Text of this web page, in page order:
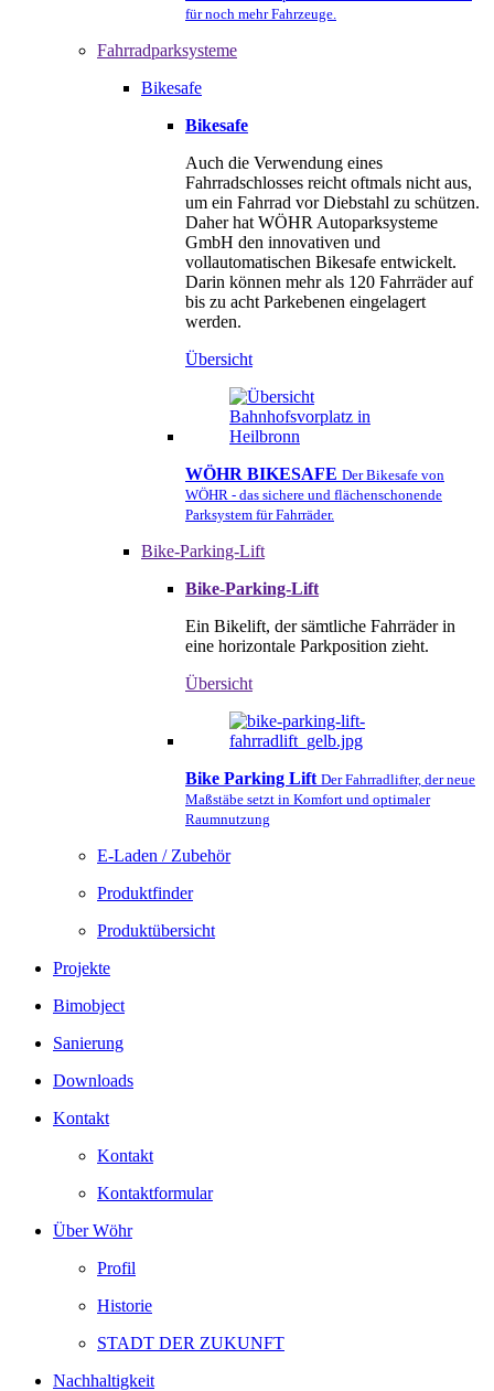
für noch mehr Fahrzeuge.
Fahrradparksysteme
Bikesafe
Bikesafe
Auch die Verwendung eines
Fahrradschlosses reicht oftmals nicht aus,
um ein Fahrrad vor Diebstahl zu schützen.
Daher hat WÖHR Autoparksysteme
GmbH den innovativen und
vollautomatischen Bikesafe entwickelt.
Darin können mehr als 120 Fahrräder auf
bis zu acht Parkebenen eingelagert
werden.
Übersicht
WÖHR BIKESAFE Der Bikesafe von
WÖHR - das sichere und flächenschonende
Parksystem für Fahrräder.
Bike-Parking-Lift
Bike-Parking-Lift
Ein Bikelift, der sämtliche Fahrräder in
eine horizontale Parkposition zieht.
Übersicht
Bike Parking Lift Der Fahrradlifter, der neue
Maßstäbe setzt in Komfort und optimaler
Raumnutzung
E-Laden / Zubehör
Produktfinder
Produktübersicht
Projekte
Bimobject
Sanierung
Downloads
Kontakt
Kontakt
Kontaktformular
Über Wöhr
Profil
Historie
STADT DER ZUKUNFT
Nachhaltigkeit